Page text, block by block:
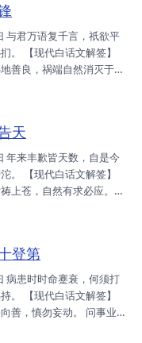
钱为长命，安心置理。
根。 升迁：先调身心，
感情，认清心地，良善
。 【现代白话文解签】
善良，祸端自然消灭于无
婚姻，好事多磨，但如
从吾修身，必能转机。
也。 事业：守之三餐，
状况，今甚恶劣，宜调适
天
。 【现代白话文解签】
上苍，自然有求必应。
笑口常开。 家庭：人口
定达愿望。 姻缘：可合
：勤奋已足，唯方向误，
为忧，惟照料已，不能大
登第
。 【现代白话文解签】
善，慎勿妄动。 问事业
病，恐仍拖延。 问诉